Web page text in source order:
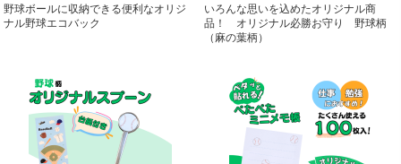
野球ボールに収納できる便利なオリジ
ナル野球エコバック
いろんな思いを込めたオリジナル商
品！ オリジナル必勝お守り 野球柄
（麻の葉柄）